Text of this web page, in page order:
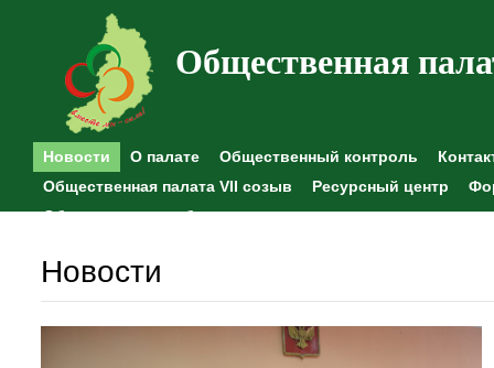
Общественная
Новости О палате Общественный контроль
Общественная палата VII созыв
Ресурсный центр
Общественные наблюдения
Новости